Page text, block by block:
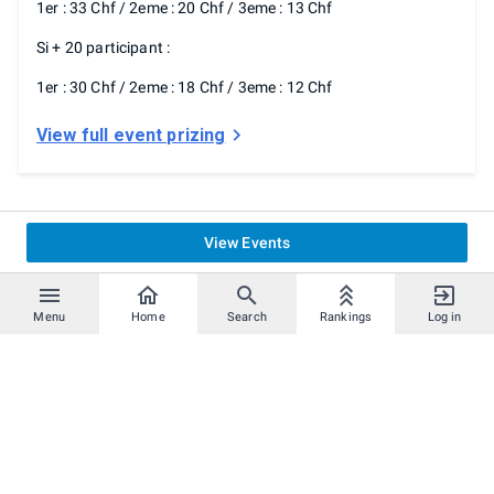
Menu Home Search Rankings Log in
1er : 33 Chf / 2eme : 20 Chf / 3eme : 13 Chf
Si + 20 participant :
1er : 30 Chf / 2eme : 18 Chf / 3eme : 12 Chf
View full event prizing
View Events